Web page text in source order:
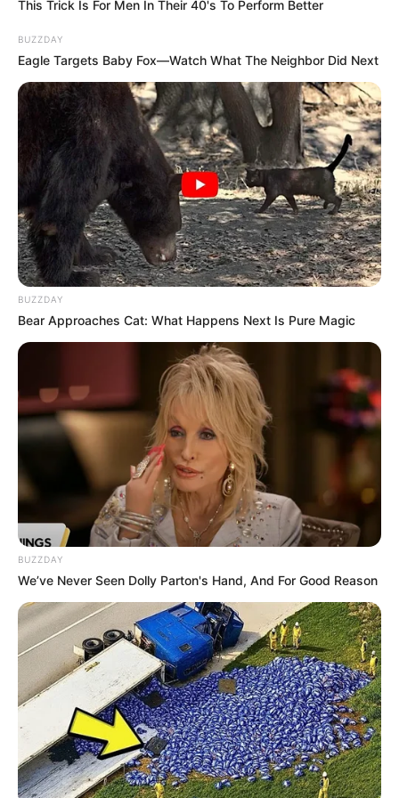
Trabalhos terão início nesta quarta e a previsão é de que sejam
concluídos dentro
de sete dias; motoristas precisam ficar atentos
Um trecho da SP 425 - Rodovia Assis Chateaubriand
precisará ser interditado a partir desta quarta-feira (1º) para
implantação de equipamentos de proteção de segurança
(barreiras rígidas) no km 450, próximo ao entroncamento
com a SP 270 - Rodovia Raposo Tavares, em Presidente
Prudente.
A previsão é de que os trabalhos sejam concluídos dentro
de sete dias e terão início sempre às 7h e seguirão até as
18h.
Rodovias informa que o local onde as obras estiverem
sendo realizadas permanecerá fechado para o trânsito.
Após as 18h, o tráfego de veículos será liberado. A
previsão é de que os serviços levem cerca de sete dias
para serem concluídos.
Os motoristas que passarem pelo local durante a vigência
da interdição terão como alternativa o retorno nos
dispositivos seguintes. Para os usuários que estiverem
seguindo pela SP 270, no sentido Capital, e precisem
acessar a alça para a SP 425, a orientação é seguir até o
This Trick Is For Men In Their 40's To Perform Better
BUZZDAY
Eagle Targets Baby Fox—Watch What The Neighbor Did Next
BUZZDAY
Bear Approaches Cat: What Happens Next Is Pure Magic
BUZZDAY
We’ve Never Seen Dolly Parton's Hand, And For Good Reason